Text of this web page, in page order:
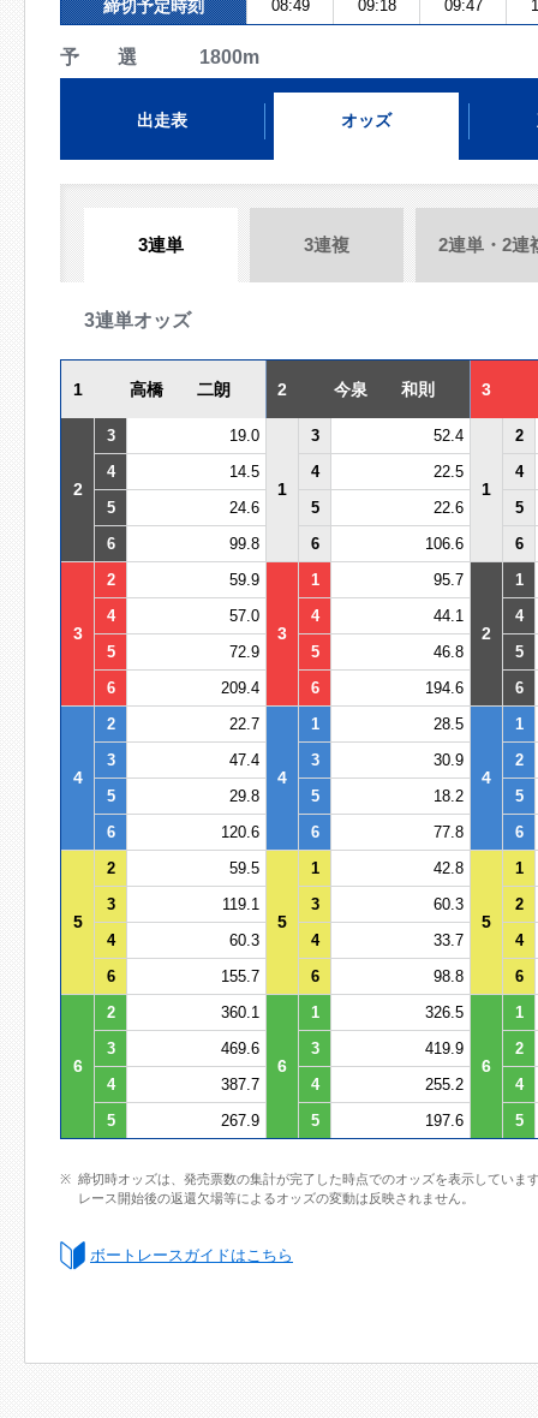
締切予定時刻 08:49 09:18 09:47
予 選 1800m
出走表 オッズ
3連単 3連複 2連単・2連
3連単オッズ
1 高橋 二朗 2 今泉 和則 3
2
3 19.0
1
3 52.4
1
2
4
14.5 4 22.5
4
5
24.6 5 22.6
5
6
99.8 6 106.6 6
3
2 59.9
3
1 95.7
2
1
4
57.0 4 44.1
4
5
72.9 5 46.8
5
6
209.4 6 194.6 6
4
2 22.7
4
1 28.5
4
1
3
47.4 3 30.9
2
5
29.8 5 18.2
5
6
120.6 6 77.8 6
5
2 59.5
5
1 42.8
5
1
3
119.1 3 60.3
2
4
60.3 4 33.7
4
6
155.7 6 98.8 6
6
2 360.1
6
1 326.5
6
1
3
469.6 3 419.9
2
4
387.7 4 255.2
4
5
267.9 5 197.6 5
締切時オッズは、発売票数の集計が完了した時点でのオッズを表示していま
レース開始後の返還欠場等によるオッズの変動は反映されません。
ボートレースガイドはこちら